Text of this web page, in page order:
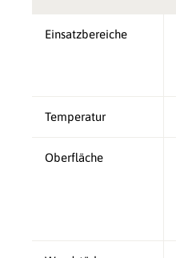
Einsatzbereiche
Temperatur
Oberfläche